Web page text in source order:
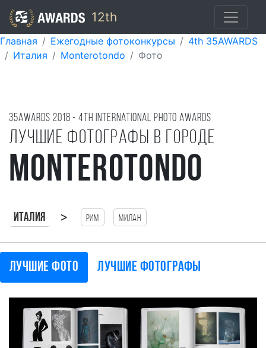
12th
Главная Ежегодные фотоконкурсы
4th 35AWARDS
Италия
Monterotondo Фото
35AWARDS 2018 - 4TH international photo awards
Лучшие фотографы в городе
Monterotondo
Италия > Рим Милан
Лучшие фото Лучшие фотографы